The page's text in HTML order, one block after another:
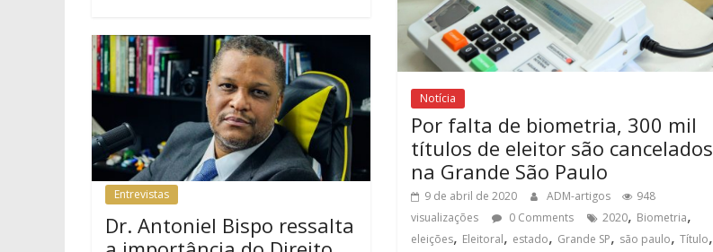
Notícia
Por falta de biometria, 300 mil
títulos de eleitor são cancelados
na Grande São Paulo
9 de abril de 2020 ADM-artigos
948
visualizações
0 Comments 2020, Biometria,
eleições, Eleitoral, estado, Grande SP, são paulo, Título,
Entrevistas
Dr. Antoniel Bispo ressalta